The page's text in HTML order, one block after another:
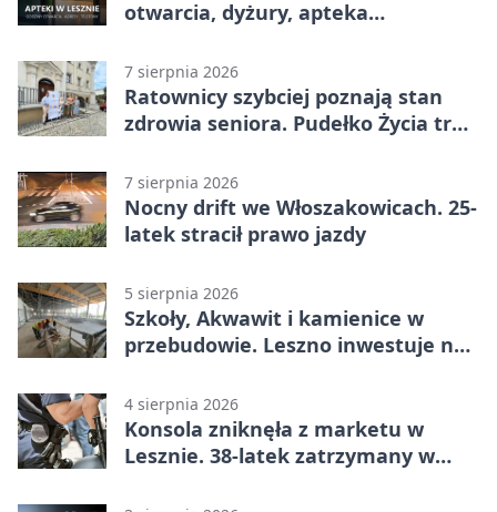
otwarcia, dyżury, apteka
7 sierpnia 2026
Ratownicy szybciej poznają stan
zdrowia seniora. Pudełko Życia trafi
7 sierpnia 2026
Nocny drift we Włoszakowicach. 25-
latek stracił prawo jazdy
5 sierpnia 2026
Szkoły, Akwawit i kamienice w
przebudowie. Leszno inwestuje na
4 sierpnia 2026
Konsola zniknęła z marketu w
Lesznie. 38-latek zatrzymany w